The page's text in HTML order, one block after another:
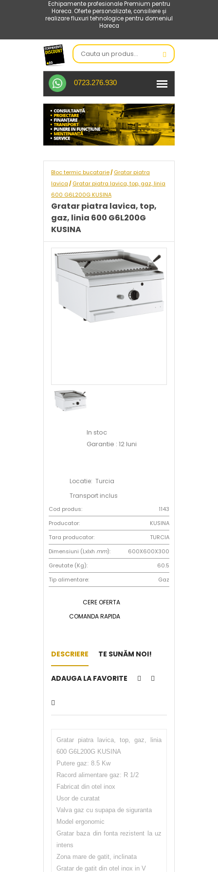
Echipamente profesionale Premium pentru
Horeca. Oferte personalizate, consiliere și
realizare fluxuri tehnologice pentru domeniul
Horeca
0723.276.930
Bloc termic bucatarie/ Gratar piatra
lavica / Gratar piatra lavica, top, gaz, linia
600 G6L200G KUSINA
Gratar piatra lavica, top,
gaz, linia 600 G6L200G
KUSINA
In stoc
Garantie : 12 luni
Locatie: Turcia
Transport inclus
Cod produs:
1143
Producator:
KUSINA
Tara producator:
TURCIA
Dimensiuni (Lxlxh mm):
600X600X300
Greutate (Kg):
60.5
Tip alimentare:
Gaz
CERE OFERTA
COMANDA RAPIDA
DESCRIERE TE SUNĂM NOI!
ADAUGA LA FAVORITE
Gratar piatra lavica, top, gaz, linia
600 G6L200G KUSINA
Putere gaz: 8.5 Kw
Racord alimentare gaz: R 1/2
Fabricat din otel inox
Usor de curatat
Valva gaz cu supapa de siguranta
Model ergonomic
Gratar baza din fonta rezistent la uz
intens
Zona mare de gatit, inclinata
Gratar de gatit din otel inox in V